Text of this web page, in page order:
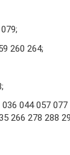
260 264;
036 044 057
266 278 288